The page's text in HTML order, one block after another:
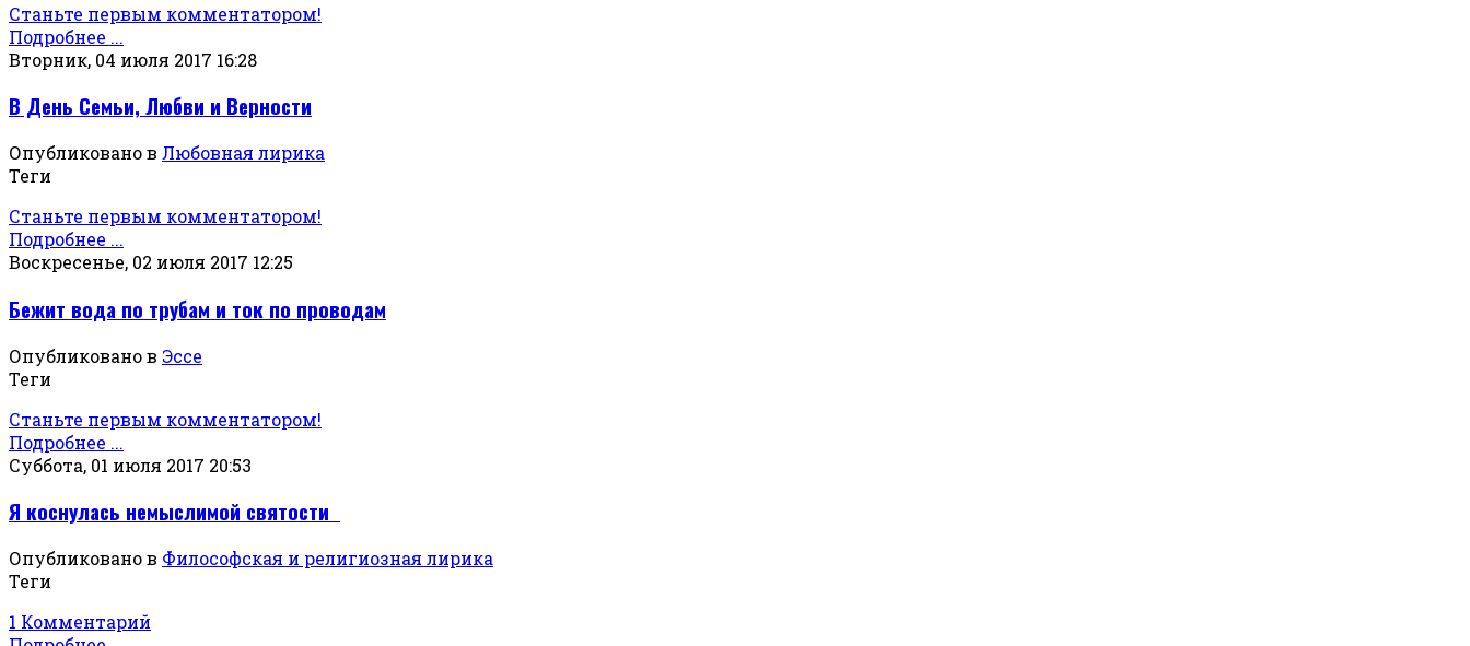
Станьте первым комментатором!
Подробнее ...
Вторник, 04 июля 2017 16:28
В День Семьи, Любви и Верности
Опубликовано в Любовная лирика
Теги
Станьте первым комментатором!
Подробнее ...
Воскресенье, 02 июля 2017 12:25
Бежит вода по трубам и ток по проводам
Опубликовано в Эссе
Теги
Станьте первым комментатором!
Подробнее ...
Суббота, 01 июля 2017 20:53
Я коснулась немыслимой святости
Опубликовано в Философская и религиозная лирика
Теги
1 Комментарий